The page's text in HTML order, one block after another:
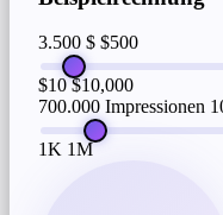
3.500 $ $500
$10 $10,000
700.000 Impressionen
1K 1M